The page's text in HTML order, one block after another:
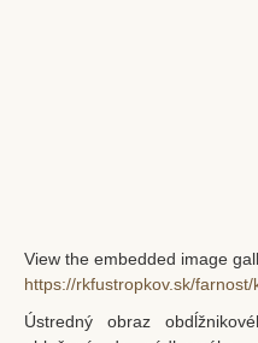
View the embedded image
https://rkfustropkov.sk/
Ústredný obraz